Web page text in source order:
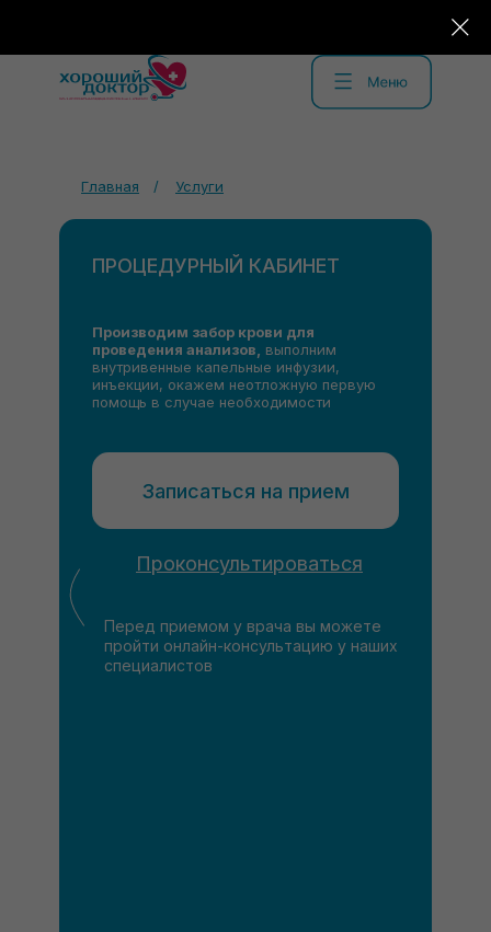
ПРОЦЕДУРНЫЙ КАБИНЕТ
Производим забор крови для
проведения анализов,
выполним
внутривенные капельные инфузии,
инъекции, окажем неотложную первую
помощь в случае необходимости
Проконсультироваться
Записаться на прием
Перед приемом у врача вы можете
пройти онлайн-консультацию у наших
специалистов
Главная / Услуги